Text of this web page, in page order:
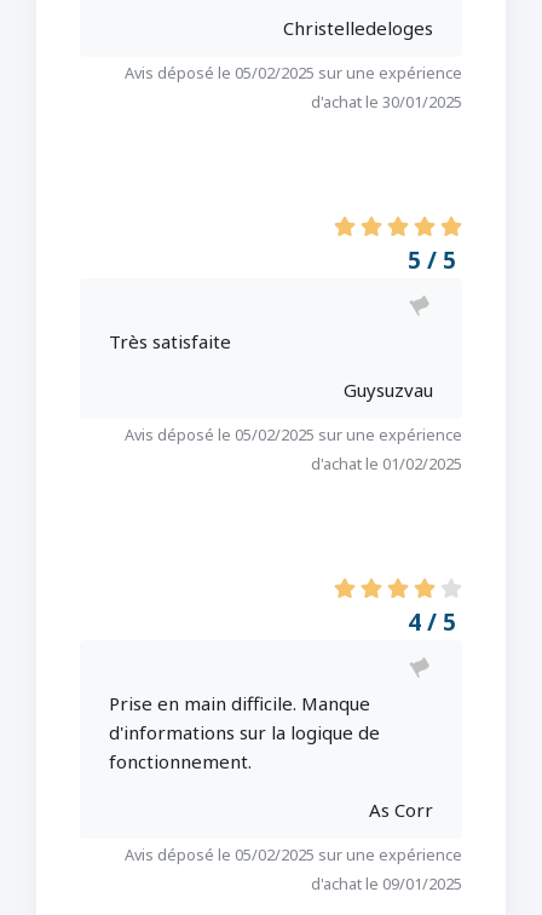
Christelledeloges
Avis déposé le 05/02/2025 sur une expérience
d'achat le 30/01/2025
5 / 5
Très satisfaite
Guysuzvau
Avis déposé le 05/02/2025 sur une expérience
d'achat le 01/02/2025
4 / 5
Prise en main difficile. Manque
d'informations sur la logique de
fonctionnement.
As Corr
Avis déposé le 05/02/2025 sur une expérience
d'achat le 09/01/2025